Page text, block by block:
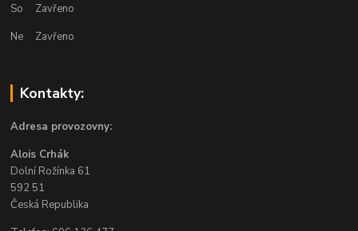
So Zavřeno
Ne Zavřeno
Kontakty:
Adresa provozovny:
Alois Crhák
Dolní Rožínka 61
592 51
Česká Republika